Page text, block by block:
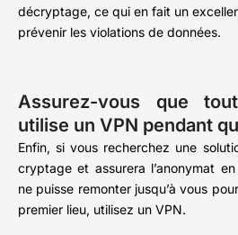
décryptage, ce qui en fait un
prévenir les violations de données.
Assurez-vous que
utilise un VPN pendant
Enfin, si vous recherchez une
cryptage et assurera l’anonymat
ne puisse remonter jusqu’à vous
premier lieu, utilisez un VPN.